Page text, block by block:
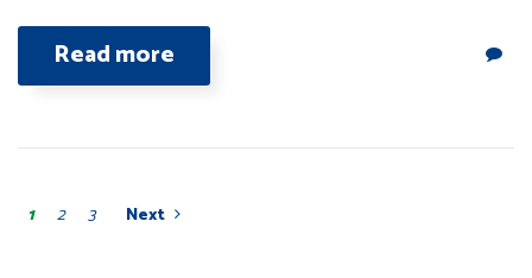
Read more
1 2 3 Next